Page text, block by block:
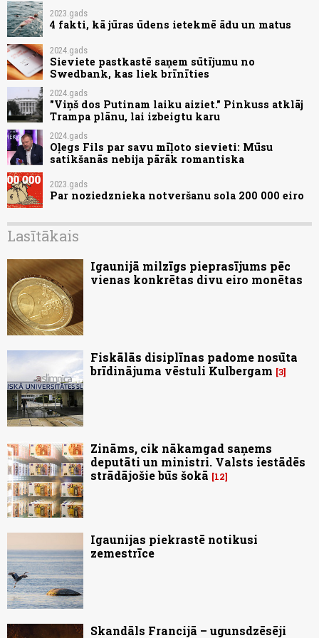
2023.gads
4 fakti, kā jūras ūdens ietekmē ādu un matus
2024.gads
Sieviete pastkastē saņem sūtījumu no
Swedbank, kas liek brīnīties
2024.gads
"Viņš dos Putinam laiku aiziet." Pinkuss atklāj
Trampa plānu, lai izbeigtu karu
2024.gads
Oļegs Fils par savu mīļoto sievieti: Mūsu
satikšanās nebija pārāk romantiska
2023.gads
Par noziedznieka notveršanu sola 200 000 eiro
Lasītākais
Igaunijā milzīgs pieprasījums pēc
vienas konkrētas divu eiro monētas
Fiskālās disiplīnas padome nosūta
brīdinājuma vēstuli Kulbergam 3
Zināms, cik nākamgad saņems
deputāti un ministri. Valsts iestādēs
strādājošie būs šokā
12
Igaunijas piekrastē notikusi
zemestrīce
Skandāls Francijā – ugunsdzēsēji